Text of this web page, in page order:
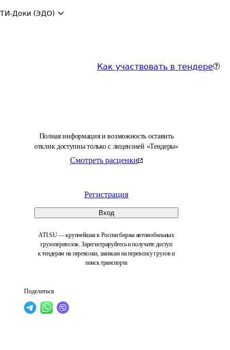
Доки (ЭДО)
Как участвовать в тендере
Полная информация и возможность оставить
отклик доступны только с лицензией «Тендеры»
Смотреть расценки
Регистрация
Вход
ATI.SU — крупнейшая в России биржа автомобильных
грузоперевозок. Зарегистрируйтесь и получите доступ
к тендерам на перевозки, заявкам на перевозку грузов и
поиск транспорта
Поделиться